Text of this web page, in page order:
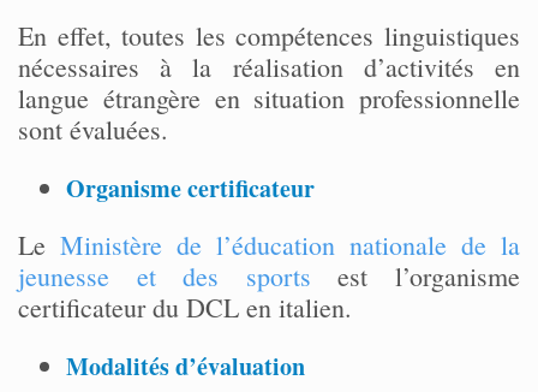
En effet, toutes les compétences linguistiques
nécessaires à la réalisation d’activités en
langue étrangère en situation professionnelle
sont évaluées.
Organisme certificateur
Le Ministère de l’éducation nationale de la
jeunesse et des sports est l’organisme
certificateur du DCL en italien.
Modalités d’évaluation